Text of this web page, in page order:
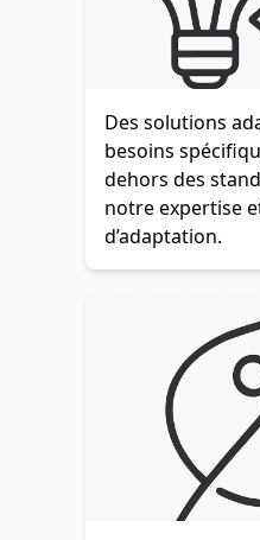
Des solutions
besoins
dehors des
notre expertise
d’adaptation.